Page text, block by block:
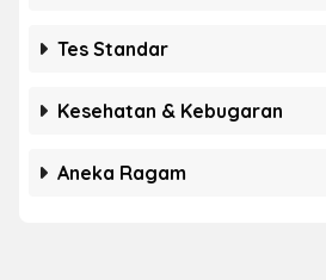
Tes Standar
Kesehatan & Kebugaran
Aneka Ragam